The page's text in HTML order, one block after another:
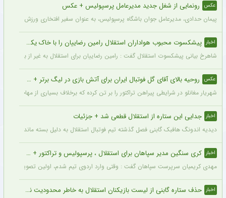
عکس رونمایی از شغل جدید مدیرعامل پرسپولیس + عکس
پیمان حدادی، مدیرعامل جوان باشگاه پرسپولیس، به عنوان سفیر افتخاری ورزش چوگان
اخبار پیشکسوت محبوب هواداران استقلال رامین رضاییان را با خاک یکسان کرد + جزئیات
شاهرخ بیانی پیشکسوت استقلال گفت : رامین رضاییان برای استقلال به غیر از بازار
عکس روحیه بالای آقای گل فوتبال ایران برای آتش بازی در لیگ برتر + عکس
شهریار مغانلو در شرایطی پیراهن تراکتور را بر تن کرده که برخلاف بسیاری از مهاجمان
اخبار جدایی این ستاره از استقلال قطعی شد + جزئیات
دیدیه اندونگ هافبک گابنی فصل گذشته تیم فوتبال استقلال به دلیل بسته ماندن پنجره
اخبار کری سنگین مدیر سپاهان برای استقلال ، پرسپولیس و تراکتور + جزئیات
مهدی کریمیان سرپرست سپاهان گفت : وقتی وارد اردوی تیم شدم، اولین تصویری که در
اخبار حذف ستاره گابنی از لیست بازیکنان استقلال به خاطر محدودیت نقل‌وانتقالاتی